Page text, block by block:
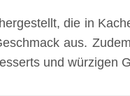
die in
aus.
und würzigen